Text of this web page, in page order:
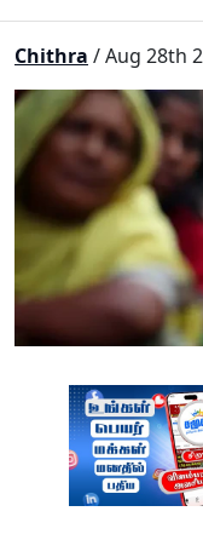
Chithra / Aug 28th